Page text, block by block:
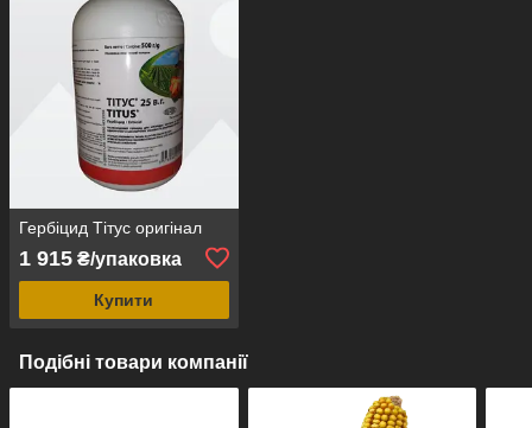
Гербіцид Тітус оригінал
1 915 ₴/упаковка
Купити
Подібні товари компанії